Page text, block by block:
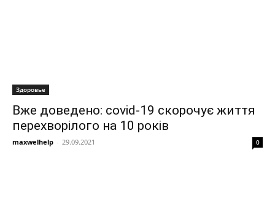
Здоровье
Вже доведено: covid-19 скорочує життя
перехворілого на 10 років
maxwelhelp - 29.09.2021 0